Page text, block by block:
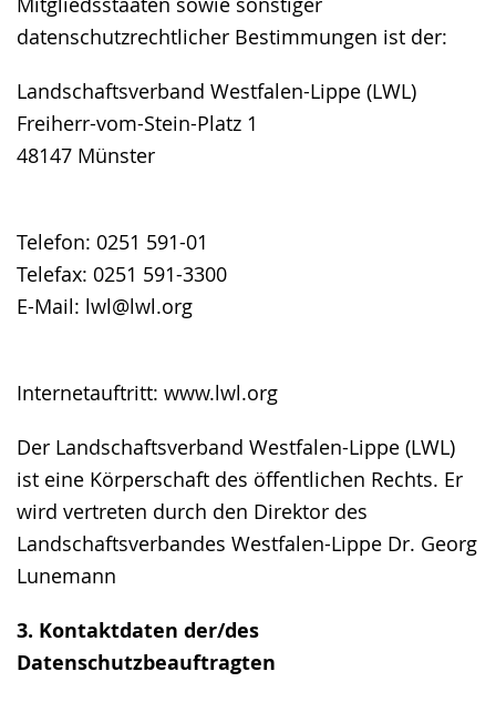
datenschutzrechtlicher Bestimmungen ist der:
Landschaftsverband Westfalen-Lippe (LWL)
Freiherr-vom-Stein-Platz 1
48147 Münster
Telefon: 0251 591-01
Telefax: 0251 591-3300
E-Mail: lwl@lwl.org
Internetauftritt: www.lwl.org
Der Landschaftsverband Westfalen-Lippe (LWL)
ist eine Körperschaft des öffentlichen Rechts. Er
wird vertreten durch den Direktor des
Landschaftsverbandes Westfalen-Lippe Dr. Georg
Lunemann
3. Kontaktdaten der/des
Datenschutzbeauftragten